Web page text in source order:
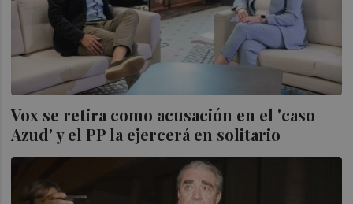
Vox se retira como acusación en el 'caso
Azud' y el PP la ejercerá en solitario